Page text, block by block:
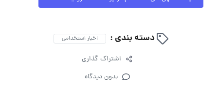
دسته بندی : اخبار استخدامی
اشتراک گذاری
بدون دیدگاه